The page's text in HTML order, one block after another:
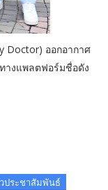
Doctor) ออกอากาศ
างแพลตฟอร์มชื่อดัง
ประชาสัมพันธ์